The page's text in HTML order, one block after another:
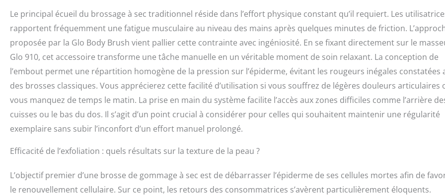
rapide et facile à utiliser même par des mains inexpérimentées. Il peut être
combiné avec des crèmes à l'huile et anti-cellulite, renforçant l'effet des
Le principal écueil du brossage à sec traditionnel réside dans l’effort physique constant qu’il requiert. Les
rapportent fréquemment une fatigue musculaire au niveau des mains après quelques minutes de friction.
proposée par la Glo Body Brush vient pallier cette contrainte avec ingéniosité. En se fixant directement sur le
Glo 910, cet accessoire transforme une tâche manuelle en un véritable moment de soin relaxant. La conception de
l’embout permet une répartition homogène de la pression sur l’épiderme, évitant les rougeurs inégales constatées
des brosses classiques. Vous apprécierez cette facilité d’utilisation si vous souffrez de légères douleurs articulaires
vous manquez de temps le matin. La prise en main du système facilite l’accès aux zones difficiles comme l’arrière
cuisses ou le bas du dos. Il s’agit d’un point crucial à considérer pour celles qui souhaitent maintenir une régularité
exemplaire sans subir l’inconfort d’un effort manuel prolongé.
Efficacité de l’exfoliation : quels résultats sur la texture de la peau ?
L’objectif premier d’une brosse de gommage à sec est de débarrasser l’épiderme de ses cellules mortes afin de
le renouvellement cellulaire. Sur ce point, les retours des consommatrices s’avèrent particulièrement éloquents.